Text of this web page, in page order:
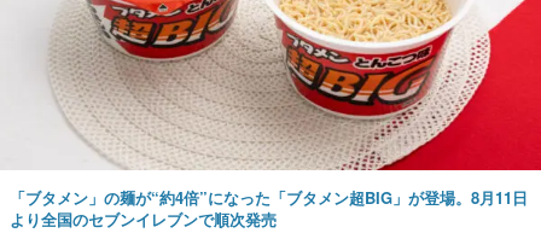
「ブタメン」の麺が“約4倍”になった「ブタメン超BIG」が登場。8月11日
より全国のセブンイレブンで順次発売